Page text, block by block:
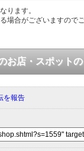
ります。
場合がございますので
お店・スポット
を報告